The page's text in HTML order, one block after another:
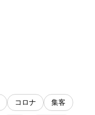
コロナ 集客